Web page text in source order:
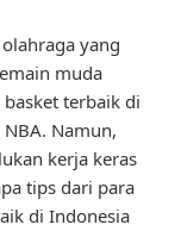
yang
muda
terbaik di
Namun,
kerja keras
tips dari para
di Indonesia